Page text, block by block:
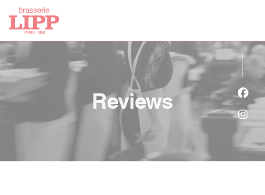
Cookies beheer paneel
Reviews